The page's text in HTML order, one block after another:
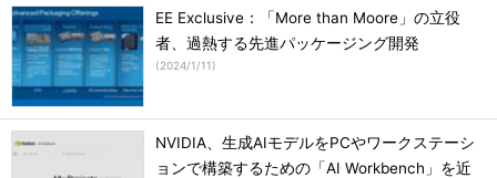
EE Exclusive：「More than Moore」の立役
者、過熱する先進パッケージング開発
(2024/1/11)
NVIDIA、生成AIモデルをPCやワークステーシ
ョンで構築するための「AI Workbench」を近